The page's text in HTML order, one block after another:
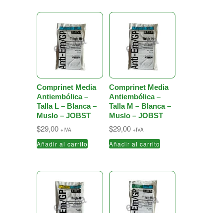
Comprinet Media
Antiembólica –
Talla L – Blanca –
Muslo – JOBST
$29,00 +IVA
Añadir al carrito
Comprinet Media
Antiembólica –
Talla M – Blanca –
Muslo – JOBST
$29,00 +IVA
Añadir al carrito